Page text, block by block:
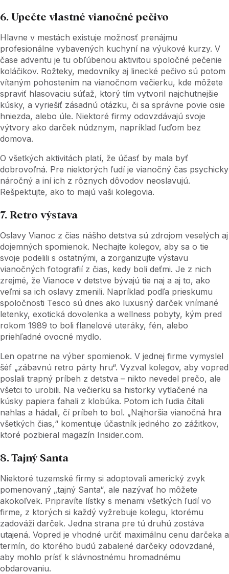
6. Upečte vlastné vianočné pečivo
Hlavne v mestách existuje možnosť prenájmu
profesionálne vybavených kuchyní na výukové kurzy. V
čase adventu je tu obľúbenou aktivitou spoločné pečenie
koláčikov. Rožteky, medovníky aj linecké pečivo sú potom
vítaným pohostením na vianočnom večierku, kde môžete
spraviť hlasovaciu súťaž, ktorý tím vytvoril najchutnejšie
kúsky, a vyriešiť zásadnú otázku, či sa správne povie osie
hniezda, alebo úle. Niektoré firmy odovzdávajú svoje
výtvory ako darček núdznym, napríklad ľuďom bez
domova.
O všetkých aktivitách platí, že účasť by mala byť
dobrovoľná. Pre niektorých ľudí je vianočný čas psychicky
náročný a iní ich z rôznych dôvodov neoslavujú.
Rešpektujte, ako to majú vaši kolegovia.
7. Retro výstava
Oslavy Vianoc z čias nášho detstva sú zdrojom veselých aj
dojemných spomienok. Nechajte kolegov, aby sa o tie
svoje podelili s ostatnými, a zorganizujte výstavu
vianočných fotografií z čias, kedy boli deťmi. Je z nich
zrejmé, že Vianoce v detstve bývajú tie naj a aj to, ako
veľmi sa ich oslavy zmenili. Napríklad podľa prieskumu
spoločnosti Tesco sú dnes ako luxusný darček vnímané
letenky, exotická dovolenka a wellness pobyty, kým pred
rokom 1989 to boli flanelové uteráky, fén, alebo
priehľadné ovocné mydlo.
Len opatrne na výber spomienok. V jednej firme vymyslel
šéf „zábavnú retro párty hru“. Vyzval kolegov, aby vopred
poslali trapný príbeh z detstva – nikto nevedel prečo, ale
všetci to urobili. Na večierku sa historky vytlačené na
kúsky papiera ťahali z klobúka. Potom ich ľudia čítali
nahlas a hádali, čí príbeh to bol. „Najhoršia vianočná hra
všetkých čias,“ komentuje účastník jedného zo zážitkov,
ktoré pozbieral magazín Insider.com.
8. Tajný Santa
Niektoré tuzemské firmy si adoptovali americký zvyk
pomenovaný „tajný Santa“, ale nazývať ho môžete
akokoľvek. Pripravíte lístky s menami všetkých ľudí vo
firme, z ktorých si každý vyžrebuje kolegu, ktorému
zadováži darček. Jedna strana pre tú druhú zostáva
utajená. Vopred je vhodné určiť maximálnu cenu darčeka a
termín, do ktorého budú zabalené darčeky odovzdané,
aby mohlo prísť k slávnostnému hromadnému
obdarovaniu.